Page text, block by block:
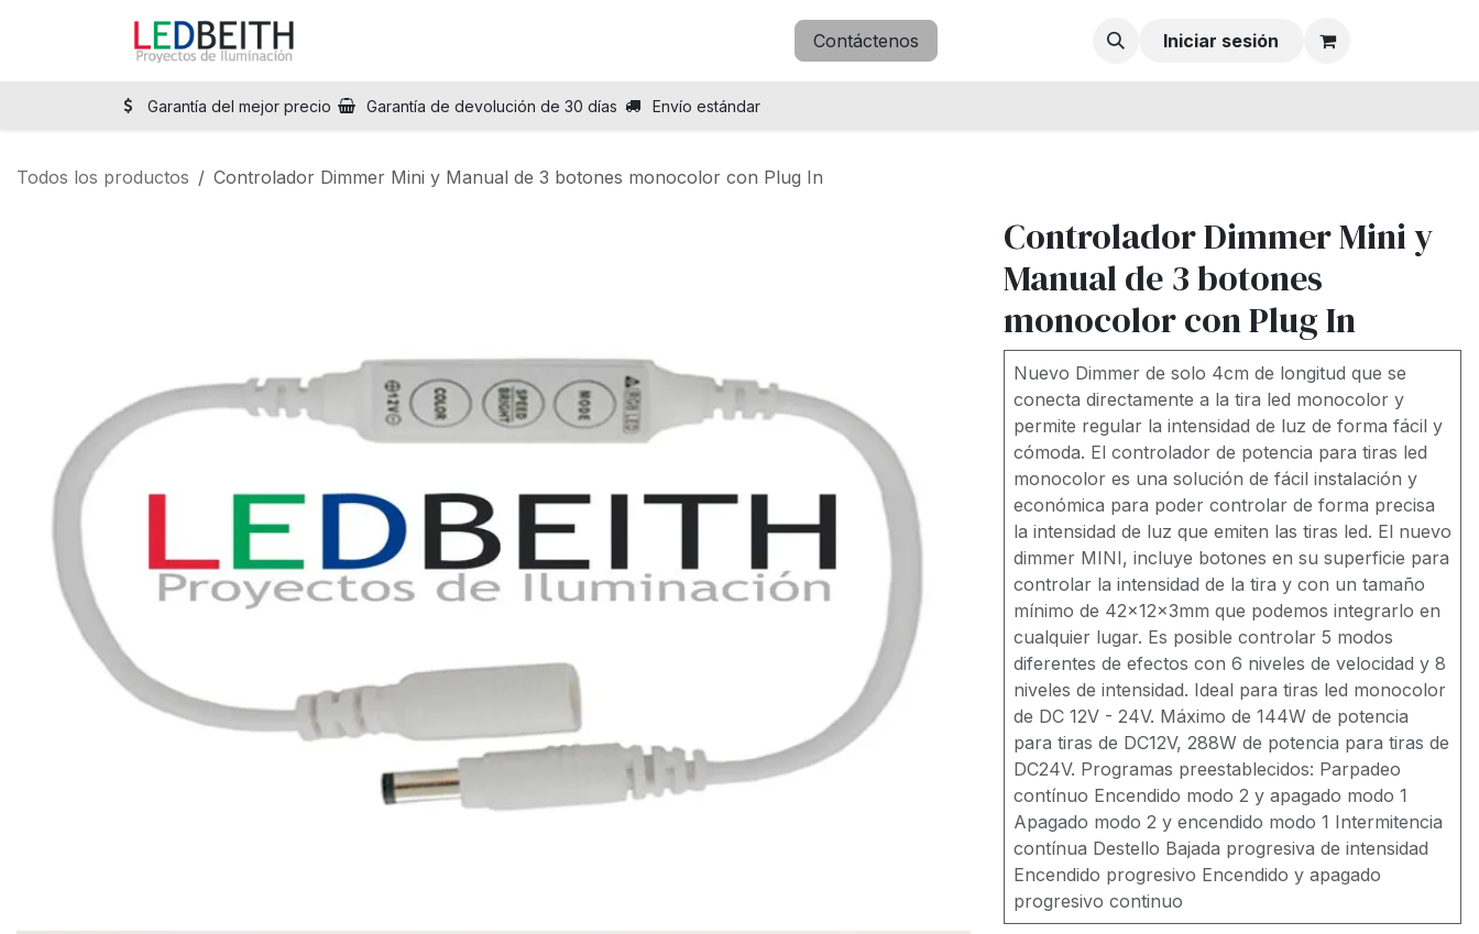
Contáctenos Iniciar sesión
Garantía del mejor precio Garantía de devolución de 30 días Envío estándar
Todos los productos Controlador Dimmer Mini y Manual de 3 botones monocolor con Plug In
Controlador Dimmer Mini y
Manual de 3 botones
monocolor con Plug In
Nuevo Dimmer de solo 4cm de longitud que se
conecta directamente a la tira led monocolor y
permite regular la intensidad de luz de forma fácil y
cómoda. El controlador de potencia para tiras led
monocolor es una solución de fácil instalación y
económica para poder controlar de forma precisa
la intensidad de luz que emiten las tiras led. El nuevo
dimmer MINI, incluye botones en su superficie para
controlar la intensidad de la tira y con un tamaño
mínimo de 42x12x3mm que podemos integrarlo en
cualquier lugar. Es posible controlar 5 modos
diferentes de efectos con 6 niveles de velocidad y 8
niveles de intensidad. Ideal para tiras led monocolor
de DC 12V - 24V. Máximo de 144W de potencia
para tiras de DC12V, 288W de potencia para tiras de
DC24V. Programas preestablecidos: Parpadeo
contínuo Encendido modo 2 y apagado modo 1
Apagado modo 2 y encendido modo 1 Intermitencia
contínua Destello Bajada progresiva de intensidad
Encendido progresivo Encendido y apagado
progresivo continuo